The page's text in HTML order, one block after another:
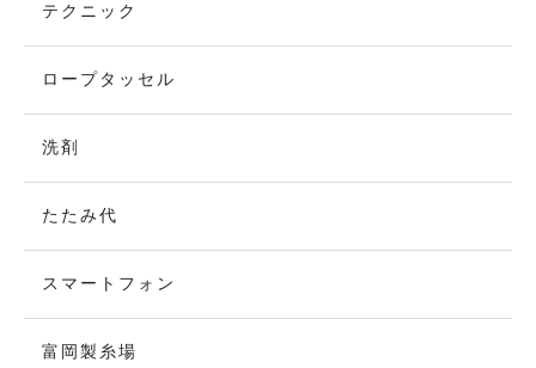
テクニック
ロープタッセル
洗剤
たたみ代
スマートフォン
富岡製糸場